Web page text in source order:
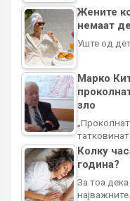
Жените
немаат
Уште од
Марко
зло
Колку
година?
За тоа
најважните…